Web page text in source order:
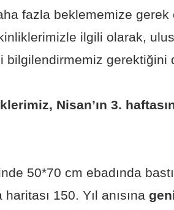
fazla beklememize gerek
ilgili olarak,
bilgilendirmemiz gerektiğini
Nisan’ın 3.
50*70 cm ebadında
150. Yıl anısına